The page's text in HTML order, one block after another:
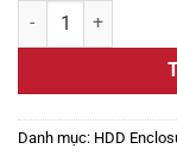
ORC006 BOX-
Danh mục: HDD